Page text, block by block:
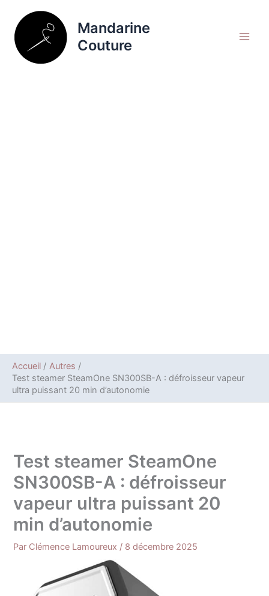
contenu
Mandarine
Couture
Accueil
Autres
Test steamer SteamOne SN300SB-A : défroisseur vapeur
ultra puissant 20 min d’autonomie
Test steamer SteamOne
SN300SB-A : défroisseur
vapeur ultra puissant 20
min d’autonomie
Par Clémence Lamoureux / 8 décembre 2025